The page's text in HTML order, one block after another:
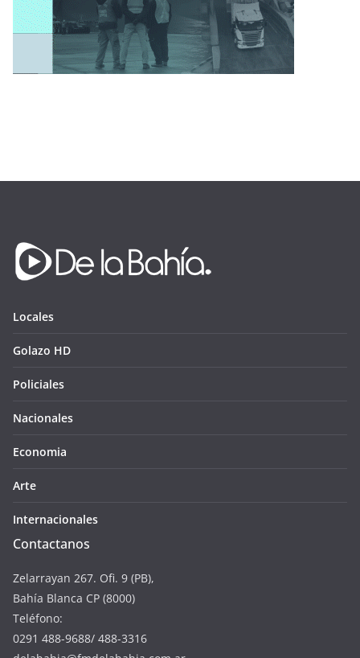
Locales
Golazo HD
Policiales
Nacionales
Economia
Arte
Internacionales
Contactanos
Zelarrayan 267. Ofi. 9 (PB),
Bahía Blanca CP (8000)
Teléfono:
0291 488-9688/ 488-3316